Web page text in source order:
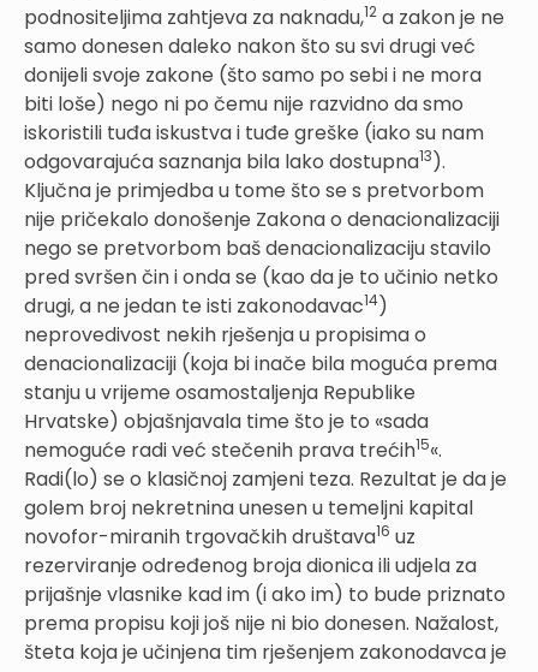
podnositeljima zahtjeva za naknadu,12 a zakon je ne
samo donesen daleko nakon što su svi drugi već
donijeli svoje zakone (što samo po sebi i ne mora
biti loše) nego ni po čemu nije razvidno da smo
iskoristili tuđa iskustva i tuđe greške (iako su nam
odgovarajuća saznanja bila lako dostupna13).
Ključna je primjedba u tome što se s pretvorbom
nije pričekalo donošenje Zakona o denacionalizaciji
nego se pretvorbom baš denacionalizaciju stavilo
pred svršen čin i onda se (kao da je to učinio netko
drugi, a ne jedan te isti zakonodavac14)
neprovedivost nekih rješenja u propisima o
denacionalizaciji (koja bi inače bila moguća prema
stanju u vrijeme osamostaljenja Republike
Hrvatske) objašnjavala time što je to «sada
nemoguće radi već stečenih prava trećih15«.
Radi(lo) se o klasičnoj zamjeni teza. Rezultat je da je
golem broj nekretnina unesen u temeljni kapital
novofor-miranih trgovačkih društava16 uz
rezerviranje određenog broja dionica ili udjela za
prijašnje vlasnike kad im (i ako im) to bude priznato
prema propisu koji još nije ni bio donesen. Nažalost,
šteta koja je učinjena tim rješenjem zakonodavca je